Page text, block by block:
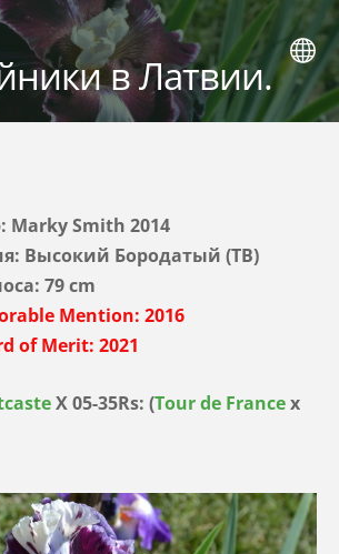
в Латвии.
Marky Smith 2014
Высокий Бородатый (TB)
79 cm
Mention: 2016
2021
X 05-35Rs: (Tour de Francex